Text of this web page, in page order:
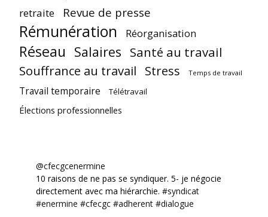
retraite Revue de presse
Rémunération Réorganisation
Réseau Salaires Santé au travail
Souffrance au travail Stress Temps de travail
Travail temporaire Télétravail
Élections professionnelles
@cfecgcenermine
10 raisons de ne pas se syndiquer. 5- je négocie
directement avec ma hiérarchie. #syndicat
#enermine #cfecgc #adherent #dialogue